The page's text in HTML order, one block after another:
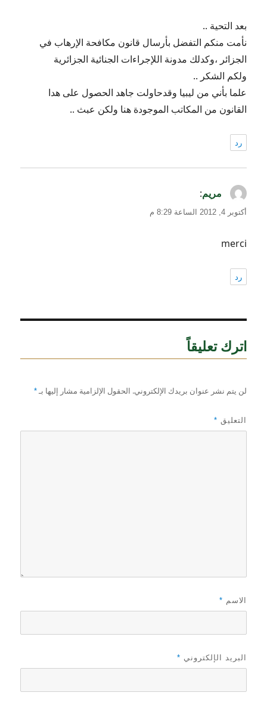
بعد التحية ..
نأمت منكم التفضل بأرسال قانون مكافحة الإرهاب في
الجزائر ،وكدلك مدونة اللإجراءات الجنائية الجزائرية
ولكم الشكر ..
علما بأني من ليبيا وقدحاولت جاهد الحصول على هدا
القانون من المكاتب الموجودة هنا ولكن عبث ..
رد
يقول
مريم:
أكتوبر 4, 2012 الساعة 8:29 م
merci
رد
اترك تعليقاً
لن يتم نشر عنوان بريدك الإلكتروني. الحقول الإلزامية مشار إليها بـ*
التعليق *
الاسم *
البريد الإلكتروني *